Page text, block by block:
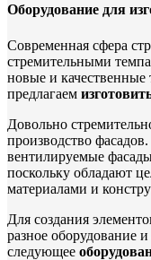
Оборудование для
Современная сфера
стремительными
новые и
предлагаем
Довольно
производство
вентилируемые
поскольку обладают
материалами и
Для создания
разное оборудование
следующее